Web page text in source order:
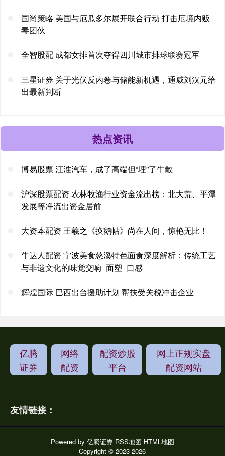
国尚策略 美国与厄瓜多尔展开联合行动 打击厄境内贩
毒团伙
全智股配 成都女排首次夺得四川城市排球联赛冠军
三星证券 关于光伏反内卷与储能新机遇，通威刘汉元给
出最新判断
热点资讯
博易股票 江淮汽车，成了高端但“埋”了牛散
沪深股票配资 农林牧渔行业资金流出榜：北大荒、平潭
发展等净流出资金居前
大资本配资 王羲之《换鹅帖》尚在人间，惊艳无比！
牛达人配资 宁波美食慈溪特色面食深度解析：传统工艺
与非遗文化的味觉交响_面塑_口感
辉煌国际 巴西出台援助计划 帮扶受关税冲击企业
亿腾
证券
网络
配资
配资炒股
平台
网上正规实盘
配资网站
友情链接：
Powered by 亿腾证券 RSS地图 HTML地图
Copyright© 2023-2026